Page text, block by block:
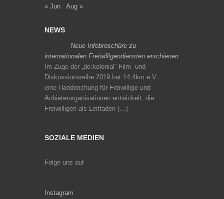
« Jun
Aug »
NEWS
Neue Infobroschüre zu
internationalen Freiwilligendiensten erschienen
Im Zuge der „de:kolonial“ Film- und
Diskussionsreihe 2019 hat 14,4km e.V.
eine Handreichung für Freiwillige und
Anbieterorganisationen entwickelt, die
Freiwilligen als Leitfaden […]
SOZIALE MEDIEN
Folge uns auf
Instagram